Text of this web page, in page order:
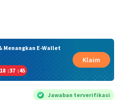
Menangkan E-Wallet
18 :37 :45
Klaim
Jawaban terverifikasi